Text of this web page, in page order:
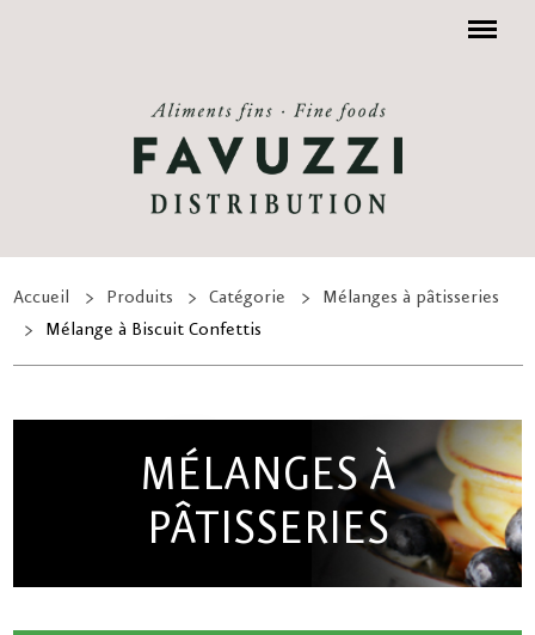
Menu
Accueil Produits Catégorie
Mélanges à pâtisseries
Mélange à Biscuit Confettis
MÉLANGES À
PÂTISSERIES